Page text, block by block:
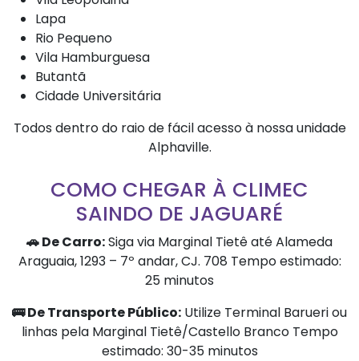
Lapa
Rio Pequeno
Vila Hamburguesa
Butantã
Cidade Universitária
Todos dentro do raio de fácil acesso à nossa unidade
Alphaville.
COMO CHEGAR À CLIMEC
SAINDO DE JAGUARÉ
🚗 De Carro:Siga via Marginal Tietê até Alameda
Araguaia, 1293 – 7º andar, CJ. 708 Tempo estimado:
25 minutos
🚌 De Transporte Público: Utilize Terminal Barueri ou
linhas pela Marginal Tietê/Castello Branco Tempo
estimado: 30-35 minutos